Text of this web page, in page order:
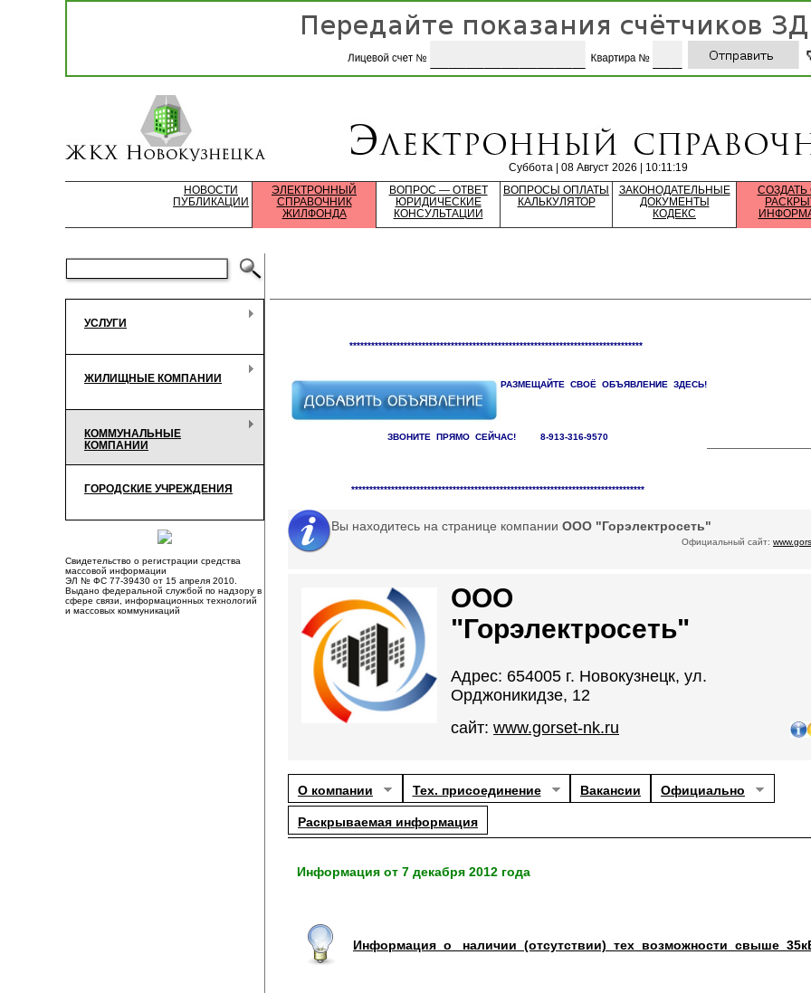
Суббота | 08 Август 2026 | 10:11:19
НОВОСТИ
ПУБЛИКАЦИИ
ЭЛЕКТРОННЫЙ
СПРАВОЧНИК
ЖИЛФОНДА
ВОПРОС — ОТВЕТ
ЮРИДИЧЕСКИЕ
КОНСУЛЬТАЦИИ
ВОПРОСЫ ОПЛАТЫ
КАЛЬКУЛЯТОР
ЗАКОНОДАТЕЛЬНЫЕ
ДОКУМЕНТЫ
КОДЕКС
СОЗДАТЬ
УСЛУГИ
ЖИЛИЩНЫЕ КОМПАНИИ
КОММУНАЛЬНЫЕ
КОМПАНИИ
ГОРОДСКИЕ УЧРЕЖДЕНИЯ
Свидетельство о регистрации средства
массовой информации
ЭЛ № ФС 77-39430 от 15 апреля 2010.
Выдано федеральной службой по надзору в
сфере связи, информационных технологий
и массовых коммуникаций
*********************************************************************************
РАЗМЕЩАЙТЕ СВОЁ ОБЪЯВЛЕНИЕ ЗДЕСЬ!
ЗВОНИТЕ ПРЯМО СЕЙЧАС! 8-913-316-9570
*********************************************************************************
Вы находитесь на странице компании ООО "Горэлектросеть"
Официальный сайт:
ООО
"Горэлектросеть"
Адрес: 654005 г. Новокузнецк, ул.
Орджоникидзе, 12
сайт: www.gorset-nk.ru
О компании Тех. присоединение Вакансии Официально
Раскрываемая информация
Информация от 7 декабря 2012 года
Информация_о_